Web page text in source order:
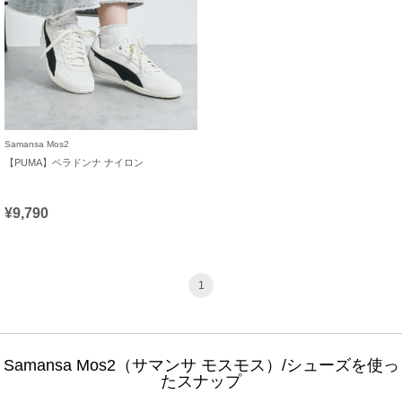
Samansa Mos2
【PUMA】ベラドンナ ナイロン
¥9,790
1
Samansa Mos2（サマンサ モスモス）/シューズを使っ
たスナップ